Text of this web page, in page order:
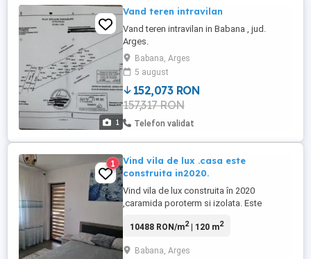
1
Vand teren intravilan
Vand teren intravilan in Babana , jud.
Arges.
Babana, Arges
5 august
152,073 RON
157,317 RON
Telefon validat
1
Vind vila de lux .casa este
construita in2020.
Vind vila de lux construita în 2020
,caramida poroterm si izolata. Este
spațios, bucătărie
gaz Ariston . 32kw. Terasa 8.5 5 ,foișor cu
10488 RON/m2| 120 m2
Babana, Arges